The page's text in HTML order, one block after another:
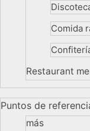
Comida
Restaurant
Puntos de
más